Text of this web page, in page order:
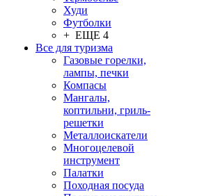
Худи
Футболки
+ ЕЩЕ 4
Все для туризма
Газовые горелки,
лампы, печки
Компасы
Мангалы,
коптильни, гриль-
решетки
Металлоискатели
Многоцелевой
инструмент
Палатки
Походная посуда